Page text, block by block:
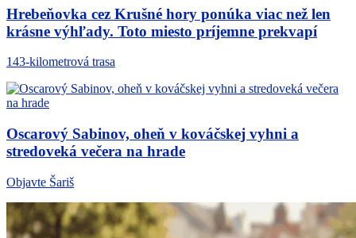
Hrebeňovka cez Krušné hory ponúka viac než len
krásne výhľady. Toto miesto príjemne prekvapí
143-kilometrová trasa
Oscarový Sabinov, oheň v kováčskej vyhni a
stredoveká večera na hrade
Objavte Šariš